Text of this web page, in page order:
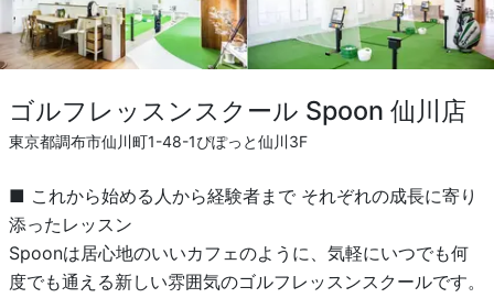
ゴルフレッスンスクール Spoon 仙川店
東京都調布市仙川町1-48-1ぴぽっと仙川3F
■ これから始める人から経験者まで それぞれの成長に寄り
添ったレッスン
Spoonは居心地のいいカフェのように、気軽にいつでも何
度でも通える新しい雰囲気のゴルフレッスンスクールです。